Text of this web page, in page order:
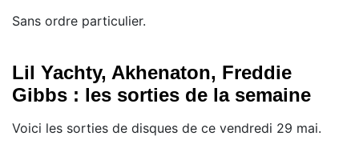
Sans ordre particulier.
Lil Yachty, Akhenaton, Freddie
Gibbs : les sorties de la semaine
Voici les sorties de disques de ce vendredi 29 mai.